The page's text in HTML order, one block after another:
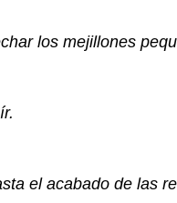
los mejillones
el acabado de las